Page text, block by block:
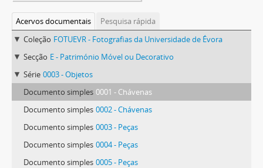
Acervos documentais
Pesquisa rápida
Coleção FOTUEVR - Fotografias da Universidade de Évora
Secção E - Património Móvel ou Decorativo
Série 0003 - Objetos
Documento simples 0001 - Chávenas
Documento simples 0002 - Chávenas
Documento simples 0003 - Peças
Documento simples 0004 - Peças
Documento simples 0005 - Peças